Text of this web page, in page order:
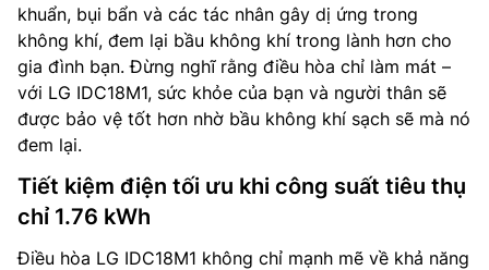
khuẩn, bụi bẩn và các tác nhân gây dị ứng trong
không khí, đem lại bầu không khí trong lành hơn cho
gia đình bạn. Đừng nghĩ rằng điều hòa chỉ làm mát –
với LG IDC18M1, sức khỏe của bạn và người thân sẽ
được bảo vệ tốt hơn nhờ bầu không khí sạch sẽ mà nó
đem lại.
Tiết kiệm điện tối ưu khi công suất tiêu thụ
chỉ 1.76 kWh
Điều hòa LG IDC18M1 không chỉ mạnh mẽ về khả năng